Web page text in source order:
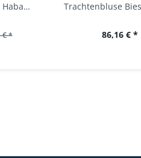
Baby Trachtenbody Habach weiß/pink Isar Trachten
€ * 86,16 € *